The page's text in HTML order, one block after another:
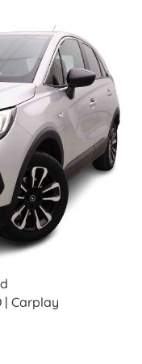
| Carplay